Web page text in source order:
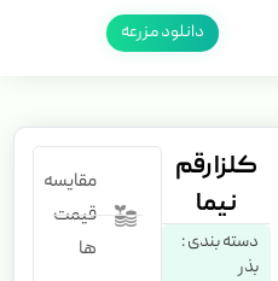
دانلود مزرعه
کلزا رقم
نیما
دسته بندی :
بذر
مقایسه
قیمت
ها